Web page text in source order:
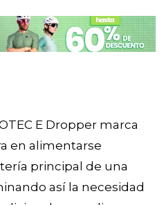
E Dropper marca
en alimentarse
principal de una
así la necesidad